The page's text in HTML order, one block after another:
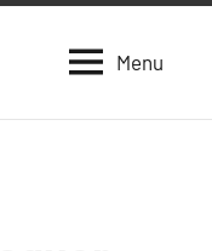
Menu